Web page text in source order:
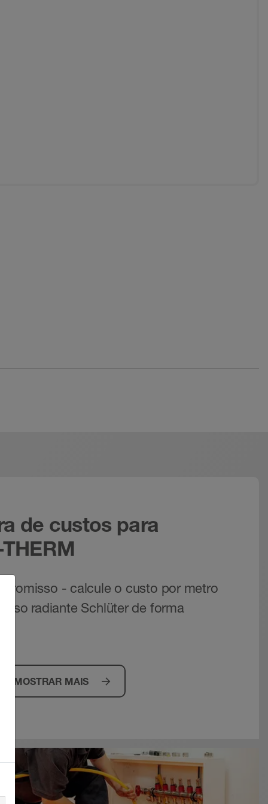
de custos para
- calcule o custo por metro
radiante Schlüter de forma
MOSTRAR MAIS